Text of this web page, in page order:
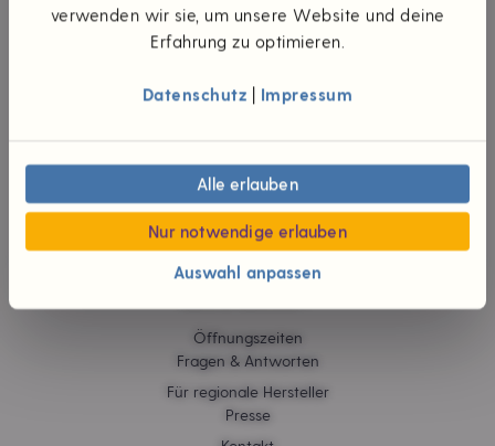
verwenden wir sie, um unsere Website und deine
Erfahrung zu optimieren.
Datenschutz Impressum
Alle erlauben
Auswahl anpassen
Nur notwendige erlauben
Die Idee
Unsere Werte
Wünsch dir was
Neuigkeiten
Verantwortliche
Karriere
Jobs
Öffnungszeiten
Fragen & Antworten
Für regionale Hersteller
Presse